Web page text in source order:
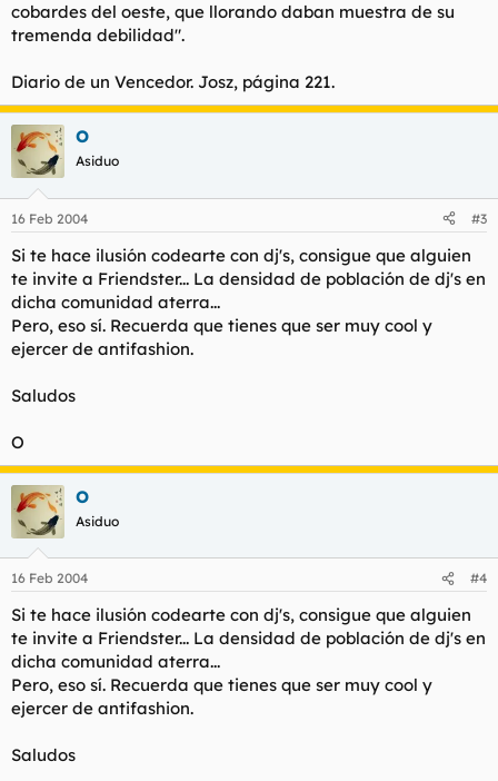
cobardes del oeste, que llorando daban muestra de su
tremenda debilidad".
Diario de un Vencedor. Josz, página 221.
O
Asiduo
16 Feb 2004 #3
Si te hace ilusión codearte con dj's, consigue que alguien
te invite a Friendster... La densidad de población de dj's en
dicha comunidad aterra...
Pero, eso sí. Recuerda que tienes que ser muy cool y
ejercer de antifashion.
Saludos
O
O
Asiduo
16 Feb 2004 #4
Si te hace ilusión codearte con dj's, consigue que alguien
te invite a Friendster... La densidad de población de dj's en
dicha comunidad aterra...
Pero, eso sí. Recuerda que tienes que ser muy cool y
ejercer de antifashion.
Saludos